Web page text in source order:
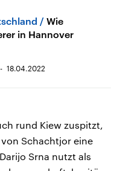
Wie
in Hannover
18.04.2022
rund Kiew zuspitzt,
Schachtjor eine
Srna nutzt als